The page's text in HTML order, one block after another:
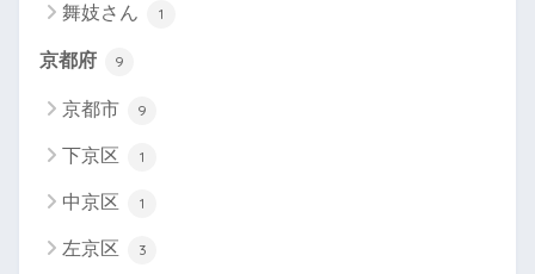
舞妓さん 1
京都府 9
京都市 9
下京区 1
中京区 1
左京区 3